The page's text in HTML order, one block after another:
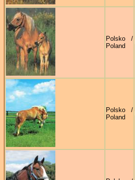
Polsko /
Poland
Polsko /
Poland